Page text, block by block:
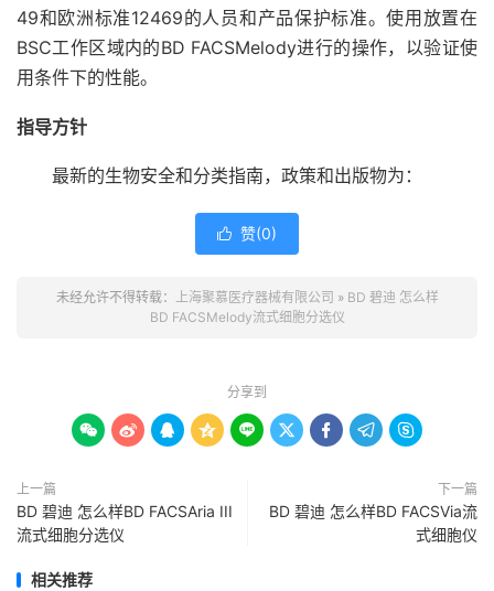
49和欧洲标准12469的人员和产品保护标准。使用放置在
BSC工作区域内的BD FACSMelody进行的操作，以验证使
用条件下的性能。
指导方针
最新的生物安全和分类指南，政策和出版物为：
 赞(0)
未经允许不得转载： 上海聚慕医疗器械有限公司 » BD 碧迪 怎么样
BD FACSMelody流式细胞分选仪
分享到
        
上一篇
BD 碧迪 怎么样BD FACSAria III
流式细胞分选仪
下一篇
BD 碧迪 怎么样BD FACSVia流
式细胞仪
相关推荐